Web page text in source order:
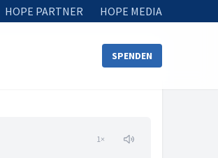
HOPE PARTNER HOPE MEDIA
SPENDEN
1×